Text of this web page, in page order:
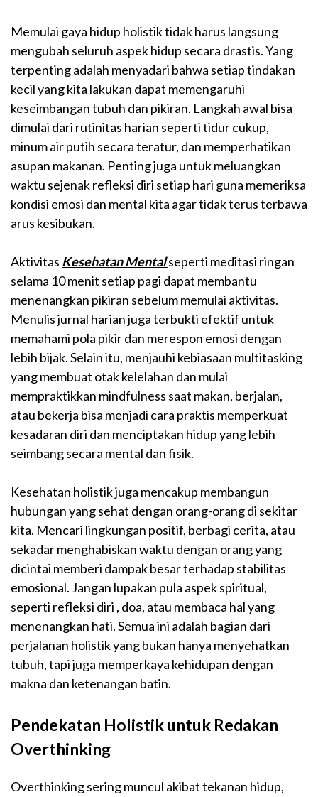
Memulai gaya hidup holistik tidak harus langsung
mengubah seluruh aspek hidup secara drastis. Yang
terpenting adalah menyadari bahwa setiap tindakan
kecil yang kita lakukan dapat memengaruhi
keseimbangan tubuh dan pikiran. Langkah awal bisa
dimulai dari rutinitas harian seperti tidur cukup,
minum air putih secara teratur, dan memperhatikan
asupan makanan. Penting juga untuk meluangkan
waktu sejenak refleksi diri setiap hari guna memeriksa
kondisi emosi dan mental kita agar tidak terus terbawa
arus kesibukan.
Aktivitas Kesehatan Mentalseperti meditasi ringan
selama 10 menit setiap pagi dapat membantu
menenangkan pikiran sebelum memulai aktivitas.
Menulis jurnal harian juga terbukti efektif untuk
memahami pola pikir dan merespon emosi dengan
lebih bijak. Selain itu, menjauhi kebiasaan multitasking
yang membuat otak kelelahan dan mulai
mempraktikkan mindfulness saat makan, berjalan,
atau bekerja bisa menjadi cara praktis memperkuat
kesadaran diri dan menciptakan hidup yang lebih
seimbang secara mental dan fisik.
Kesehatan holistik juga mencakup membangun
hubungan yang sehat dengan orang-orang di sekitar
kita. Mencari lingkungan positif, berbagi cerita, atau
sekadar menghabiskan waktu dengan orang yang
dicintai memberi dampak besar terhadap stabilitas
emosional. Jangan lupakan pula aspek spiritual,
seperti refleksi diri , doa, atau membaca hal yang
menenangkan hati. Semua ini adalah bagian dari
perjalanan holistik yang bukan hanya menyehatkan
tubuh, tapi juga memperkaya kehidupan dengan
makna dan ketenangan batin.
Pendekatan Holistik untuk Redakan
Overthinking
Overthinking sering muncul akibat tekanan hidup,